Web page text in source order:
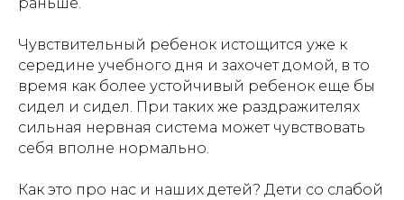
Чувствительный ребенок истощится уже к
середине учебного дня и захочет домой, в то
время как более устойчивый ребенок еще бы
сидел и сидел. При таких же раздражителях
сильная нервная система может чувствовать
себя вполне нормально.
Как это про нас и наших детей? Дети со слабой